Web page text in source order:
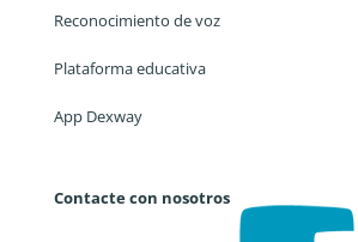
Reconocimiento de voz
Plataforma educativa
App Dexway
Contacte con nosotros